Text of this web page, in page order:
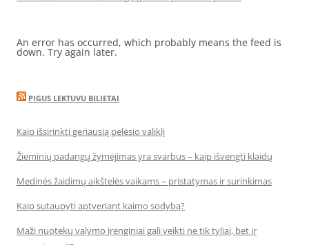
An error has occurred, which probably means the feed is
down. Try again later.
PIGUS LEKTUVU BILIETAI
Kaip išsirinkti geriausią pelėsio valiklį
Žieminių padangų žymėjimas yra svarbus – kaip išvengti klaidų
Medinės žaidimų aikštelės vaikams – pristatymas ir surinkimas
Kaip sutaupyti aptveriant kaimo sodybą?
Maži nuotekų valymo įrenginiai gali veikti ne tik tyliai, bet ir